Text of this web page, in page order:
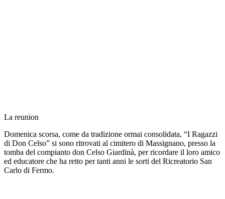
La reunion
Domenica scorsa, come da tradizione ormai consolidata, “I Ragazzi
di Don Celso” si sono ritrovati al cimitero di Massignano, presso la
tomba del compianto don Celso Giardinà, per ricordare il loro amico
ed educatore che ha retto per tanti anni le sorti del Ricreatorio San
Carlo di Fermo.